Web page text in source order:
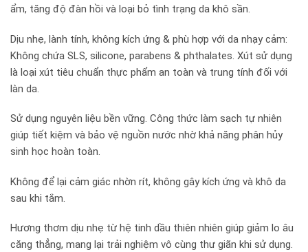
ẩm, tăng độ đàn hồi và loại bỏ tình trạng da khô sần.
Dịu nhẹ, lành tính, không kích ứng & phù hợp với da nhạy cảm:
Không chứa SLS, silicone, parabens & phthalates. Xút sử dụng
là loại xút tiêu chuẩn thực phẩm an toàn và trung tính đối với
làn da.
Sử dụng nguyên liệu bền vững. Công thức làm sạch tự nhiên
giúp tiết kiệm và bảo vệ nguồn nước nhờ khả năng phân hủy
sinh học hoàn toàn.
Không để lại cảm giác nhờn rít, không gây kích ứng và khô da
sau khi tắm.
Hương thơm dịu nhẹ từ hệ tinh dầu thiên nhiên giúp giảm lo âu
căng thẳng, mang lại trải nghiệm vô cùng thư giãn khi sử dụng.